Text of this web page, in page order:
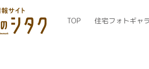
TOP 住宅フォトギャ